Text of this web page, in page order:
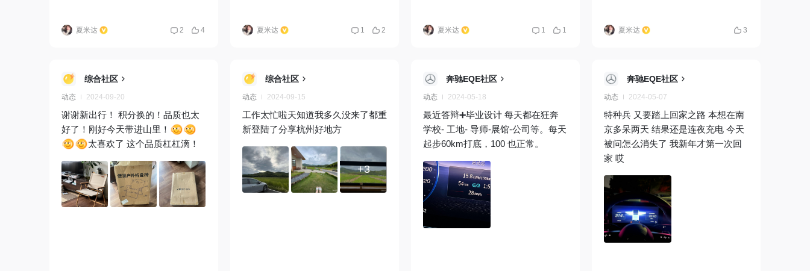
夏米达 2 4 夏米达 1 2 夏米达 1 1 夏米达 3
综合社区
动态 2024-09-20
谢谢新出行！ 积分换的！品质也太
好了！刚好今天带进山里！
太喜欢了 这个品质杠杠滴！
综合社区
动态 2024-09-15
工作太忙啦天知道我多久没来了都重
新登陆了分享杭州好地方
+3
奔驰EQE社区
动态 2024-05-18
最近答辩➕毕业设计 每天都在狂奔
学校- 工地- 导师-展馆-公司等。每天
起步60km打底，100 也正常。
奔驰EQE社区
动态 2024-05-07
特种兵 又要踏上回家之路 本想在南
京多呆两天 结果还是连夜充电 今天
被问怎么消失了 我新年才第一次回
家 哎